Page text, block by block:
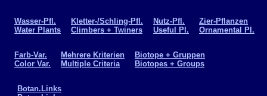
Wasser-Pfl.
Water Plants
Kletter-/Schling-Pfl.
Climbers + Twiners
Nutz-Pfl.
Useful Pl.
Zier-Pflanzen
Ornamental Pl.
Farb-Var.
Color Var.
Mehrere Kriterien
Multiple Criteria
Biotope + Gruppen
Biotopes + Groups
Botan.Links